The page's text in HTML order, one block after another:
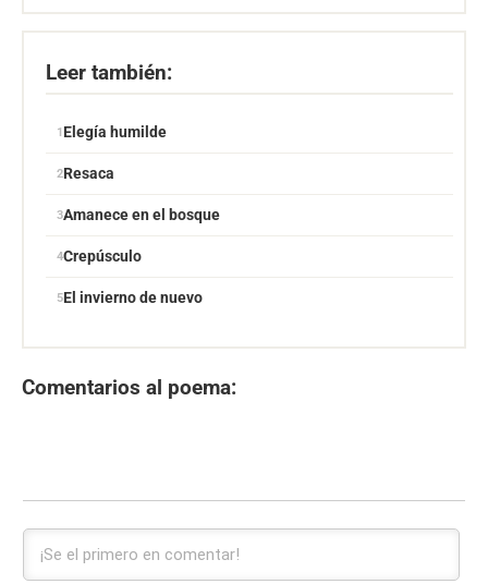
Leer también:
Elegía humilde
Resaca
Amanece en el bosque
Crepúsculo
El invierno de nuevo
Comentarios al poema: